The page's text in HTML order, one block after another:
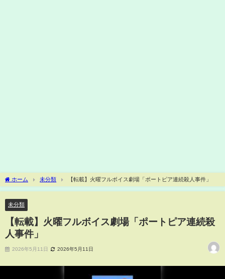
ホーム 未分類 【転載】火曜フルボイス劇場「ポートピア連続殺人事件」
未分類
【転載】火曜フルボイス劇場「ポートピア連続殺
人事件」
2026年5月11日 2026年5月11日